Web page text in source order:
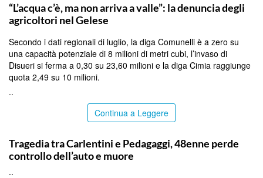
“L’acqua c’è, ma non arriva a valle”: la denuncia degli
agricoltori nel Gelese
Secondo i dati regionali di luglio, la diga Comunelli è a zero su
una capacità potenziale di 8 milioni di metri cubi, l’invaso di
Disueri si ferma a 0,30 su 23,60 milioni e la diga Cimia raggiunge
quota 2,49 su 10 milioni.
..
Continua a Leggere
Tragedia tra Carlentini e Pedagaggi, 48enne perde
controllo dell’auto e muore
..